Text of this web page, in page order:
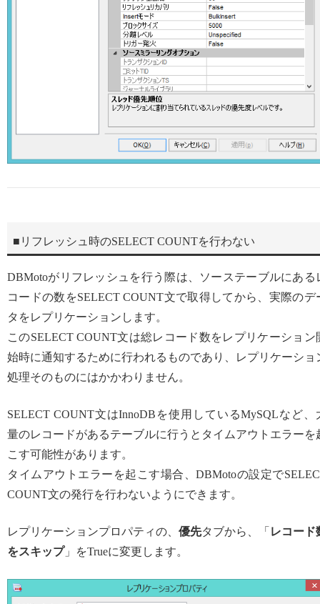
■リフレッシュ時のSELECT COUNTを行わない
DBMotoがリフレッシュを行う際は、ソーステーブルにある
コードの数をSELECT COUNT文で取得してから、実際のデ
タをレプリケーションします。
このSELECT COUNT文は総レコード数をレプリケーション
始時に通知するために行われるものであり、レプリケーショ
処理そのものにはかかわりません。
SELECT COUNT文はInnoDBを使用しているMySQLなど、
量のレコードがあるテーブルに行うとタイムアウトエラーを
こす可能性があります。
タイムアウトエラーを起こす場合、DBMotoの設定で
COUNT文の発行を行わないようにできます。
レプリケーションプロパティの、 優先タブから、「 レコード
をスキップ」をTrueに変更します。